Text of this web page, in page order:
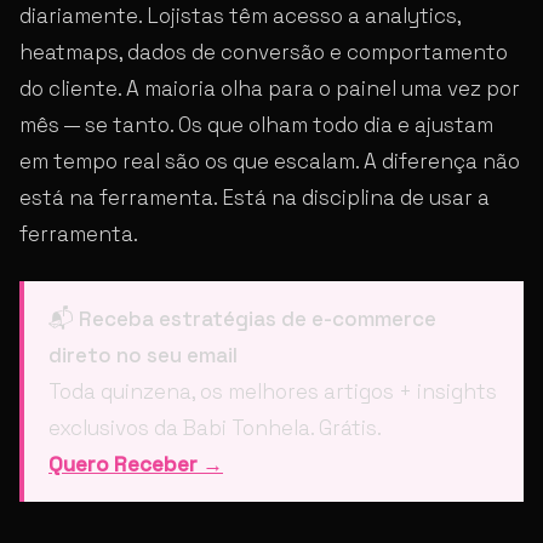
diariamente. Lojistas têm acesso a analytics,
heatmaps, dados de conversão e comportamento
do cliente. A maioria olha para o painel uma vez por
mês — se tanto. Os que olham todo dia e ajustam
em tempo real são os que escalam. A diferença não
está na ferramenta. Está na disciplina de usar a
ferramenta.
📬 Receba estratégias de e-commerce
direto no seu email
Toda quinzena, os melhores artigos + insights
exclusivos da Babi Tonhela. Grátis.
Quero Receber →